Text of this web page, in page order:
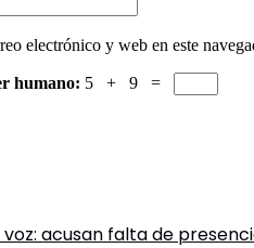
electrónico y web en este
humano: 5 + 9 =
acusan falta de